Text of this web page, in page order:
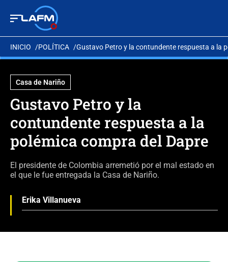
INICIO POLÍTICA Gustavo Petro y la contundente respuesta a la
Casa de Nariño
Gustavo Petro y la
contundente respuesta a la
polémica compra del Dapre
El presidente de Colombia arremetió por el mal estado en
el que le fue entregada la Casa de Nariño.
Erika Villanueva